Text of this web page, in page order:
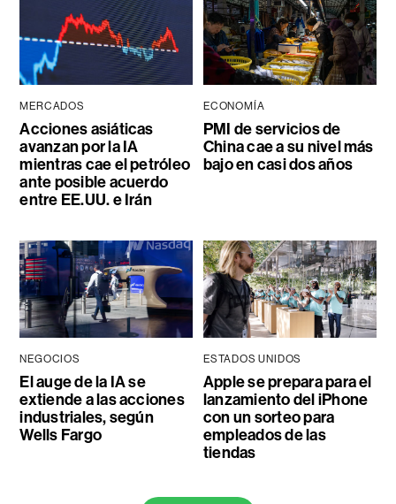
MERCADOS
Acciones asiáticas
avanzan por la IA
mientras cae el petróleo
ante posible acuerdo
entre EE.UU. e Irán
ECONOMÍA
PMI de servicios de
China cae a su nivel más
bajo en casi dos años
NEGOCIOS
El auge de la IA se
extiende a las acciones
industriales, según
Wells Fargo
ESTADOS UNIDOS
Apple se prepara para el
lanzamiento del iPhone
con un sorteo para
empleados de las
tiendas